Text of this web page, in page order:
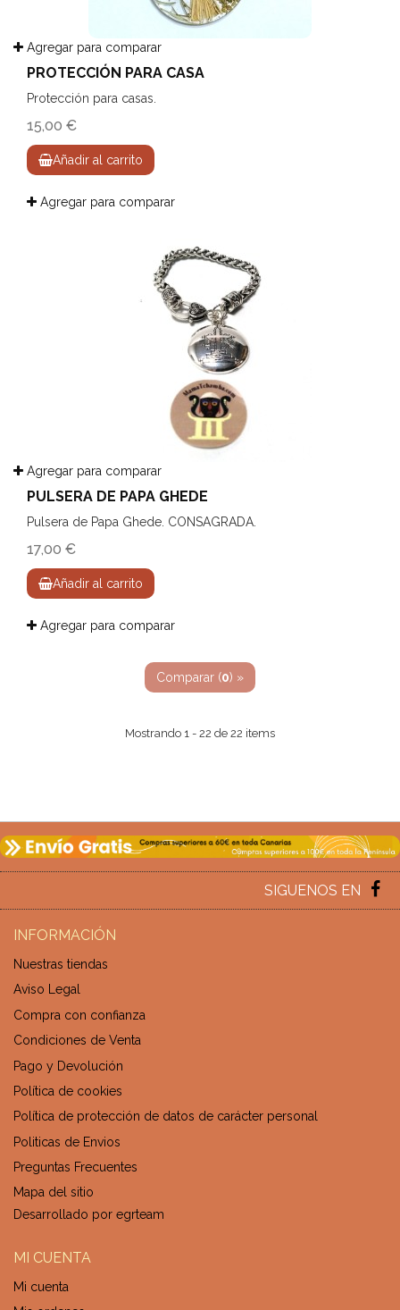
Agregar para comparar
PROTECCIÓN PARA CASA
Protección para casas.
15,00 €
Añadir al carrito
Agregar para comparar
Agregar para comparar
PULSERA DE PAPA GHEDE
Pulsera de Papa Ghede. CONSAGRADA.
17,00 €
Añadir al carrito
Agregar para comparar
Comparar (0) »
Mostrando 1 - 22 de 22 items
SIGUENOS EN
INFORMACIÓN
Nuestras tiendas
Aviso Legal
Compra con confianza
Condiciones de Venta
Pago y Devolución
Política de cookies
Política de protección de datos de carácter personal
Politicas de Envios
Preguntas Frecuentes
Mapa del sitio
Desarrollado por egrteam
MI CUENTA
Mi cuenta